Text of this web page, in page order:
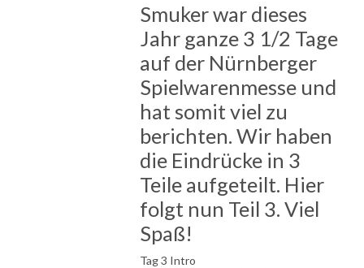
Smuker war dieses
Jahr ganze 3 1/2 Tage
auf der Nürnberger
Spielwarenmesse und
hat somit viel zu
berichten. Wir haben
die Eindrücke in 3
Teile aufgeteilt. Hier
folgt nun Teil 3. Viel
Spaß!
Tag 3 Intro